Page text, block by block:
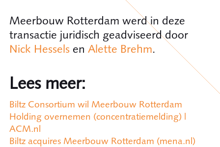
Meerbouw Rotterdam werd in deze
transactie juridisch geadviseerd door
Nick Hessels en Alette Brehm.
Lees meer:
Biltz Consortium wil Meerbouw Rotterdam
Holding overnemen (concentratiemelding) |
ACM.nl
Biltz acquires Meerbouw Rotterdam (mena.nl)